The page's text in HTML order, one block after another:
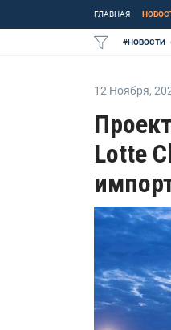
ГЛАВНАЯ
#НОВОСТИ
12 Ноября,
Lotte